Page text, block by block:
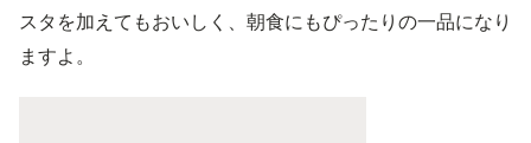
スタを加えてもおいしく、朝食にもぴったりの一品になり
ますよ。